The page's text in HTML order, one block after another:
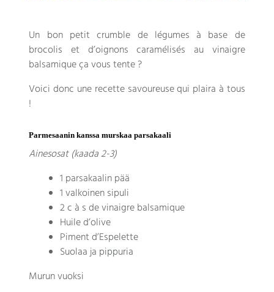
Un bon petit crumble de légumes à base de
brocolis et d’oignons caramélisés au vinaigre
balsamique ça vous tente?
Voici donc une recette savoureuse qui plaira à tous
!
Parmesaanin kanssa murskaa parsakaali
Ainesosat (kaada 2-3)
1 parsakaalin pää
1 valkoinen sipuli
2c à s de vinaigre balsamique
Huile d’olive
Piment d’Espelette
Suolaa ja pippuria
Murun vuoksi